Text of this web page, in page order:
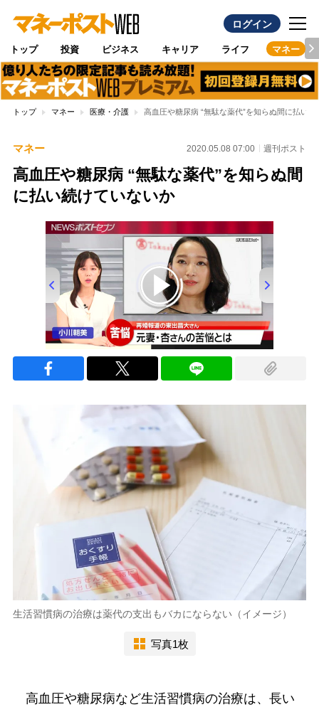
ログイン
トップ 投資 ビジネス キャリア ライフ マネー
トップ マネー 医療・介護 高血圧や糖尿病 “無駄な薬代”を知らぬ間に払い続
マネー 2020.05.08 07:00 週刊ポスト
高血圧や糖尿病 “無駄な薬代”を知らぬ間
に払い続けていないか
00:00/00:54
生活習慣病の治療は薬代の支出もバカにならない（イメージ）
写真1枚
高血圧や糖尿病など生活習慣病の治療は、長い